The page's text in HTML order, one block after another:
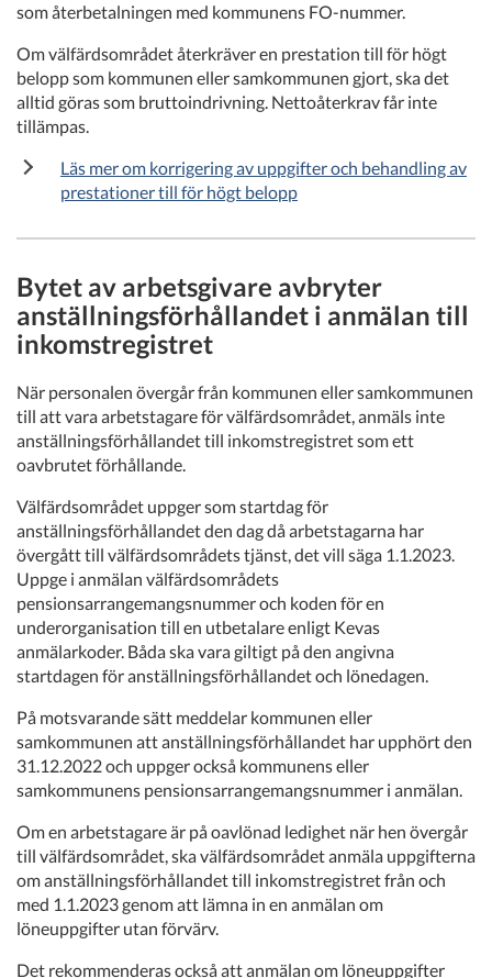
som återbetalningen med kommunens FO-nummer.
Om välfärdsområdet återkräver en prestation till för högt
belopp som kommunen eller samkommunen gjort, ska det
alltid göras som bruttoindrivning. Nettoåterkrav får inte
tillämpas.
Läs mer om korrigering av uppgifter och behandling av
prestationer till för högt belopp
Bytet av arbetsgivare avbryter
anställningsförhållandet i anmälan till
inkomstregistret
När personalen övergår från kommunen eller samkommunen
till att vara arbetstagare för välfärdsområdet, anmäls inte
anställningsförhållandet till inkomstregistret som ett
oavbrutet förhållande.
Välfärdsområdet uppger som startdag för
anställningsförhållandet den dag då arbetstagarna har
övergått till välfärdsområdets tjänst, det vill säga 1.1.2023.
Uppge i anmälan välfärdsområdets
pensionsarrangemangsnummer och koden för en
underorganisation till en utbetalare enligt Kevas
anmälarkoder. Båda ska vara giltigt på den angivna
startdagen för anställningsförhållandet och lönedagen.
På motsvarande sätt meddelar kommunen eller
samkommunen att anställningsförhållandet har upphört den
31.12.2022 och uppger också kommunens eller
samkommunens pensionsarrangemangsnummer i anmälan.
Om en arbetstagare är på oavlönad ledighet när hen övergår
till välfärdsområdet, ska välfärdsområdet anmäla uppgifterna
om anställningsförhållandet till inkomstregistret från och
med 1.1.2023 genom att lämna in en anmälan om
löneuppgifter utan förvärv.
Det rekommenderas också att anmälan om löneuppgifter